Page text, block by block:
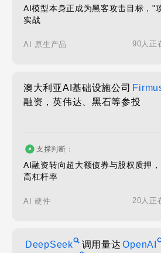
AI模型本身正成为黑客攻击目标，"
实战
AI 原生产品 90人正
澳大利亚AI基础设施公司
融资，英伟达、黑石等参投
支撑判断：
AI融资转向超大额债券与股权质押
高杠杆率
AI 硬件 20人正
DeepSeek 调用量达 OpenAI